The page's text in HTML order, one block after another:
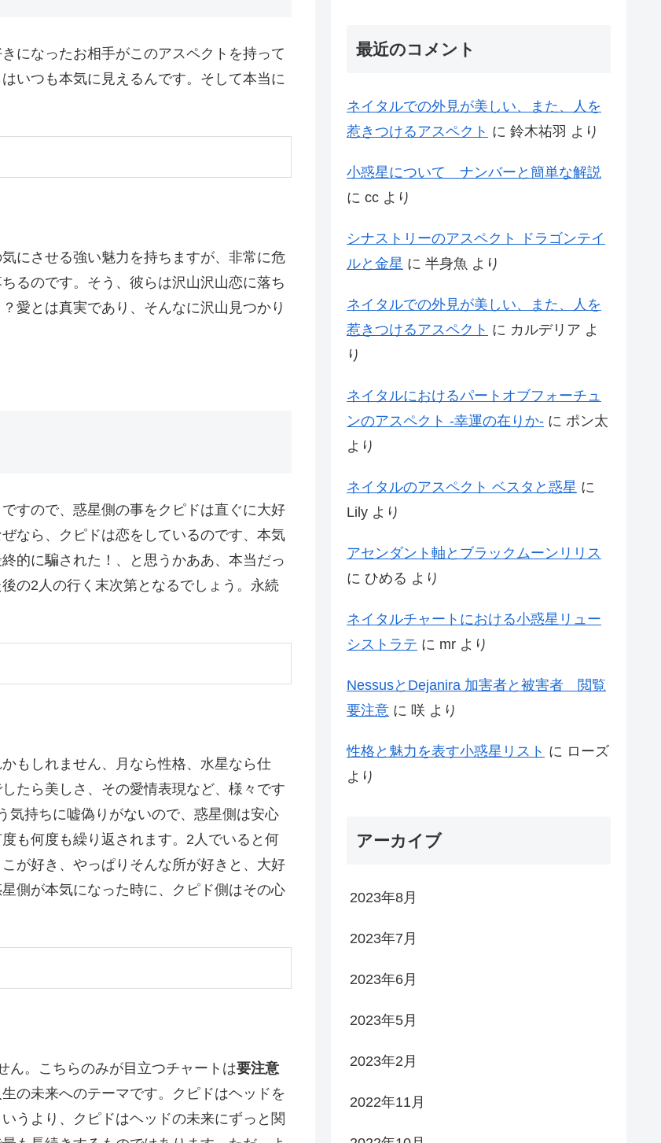
になったお相手がこのアスペクトを持って
いつも本気に見えるんです。そして本当に
にさせる強い魅力を持ちますが、非常に危
るのです。そう、彼らは沢山沢山恋に落ち
愛とは真実であり、そんなに沢山見つかり
すので、惑星側の事をクピドは直ぐに大好
なら、クピドは恋をしているのです、本気
的に騙された！、と思うかああ、本当だっ
の2人の行く末次第となるでしょう。永続
もしれません、月なら性格、水星なら仕
たら美しさ、その愛情表現など、様々です
気持ちに嘘偽りがないので、惑星側は安心
も何度も繰り返されます。2人でいると何
が好き、やっぱりそんな所が好きと、大好
側が本気になった時に、クピド側はその心
ん。こちらのみが目立つチャートは要注意
の未来へのテーマです。クピドはヘッドを
うより、クピドはヘッドの未来にずっと関
最近のコメント
ネイタルでの外見が美しい、また、人を
惹きつけるアスペクト に 鈴木祐羽 より
小惑星について ナンバーと簡単な解説
に cc より
シナストリーのアスペクト ドラゴンテイ
ルと金星 に 半身魚 より
ネイタルでの外見が美しい、また、人を
惹きつけるアスペクト に カルデリア よ
り
ネイタルにおけるパートオブフォーチュ
ンのアスペクト -幸運の在りか- に ポン太
より
ネイタルのアスペクト ベスタと惑星 に
Lily より
アセンダント軸とブラックムーンリリス
に ひめる より
ネイタルチャートにおける小惑星リュー
シストラテ に mr より
NessusとDejanira 加害者と被害者 閲覧
要注意 に 咲 より
性格と魅力を表す小惑星リスト に ローズ
より
アーカイブ
2023年8月
2023年7月
2023年6月
2023年5月
2023年2月
2022年11月